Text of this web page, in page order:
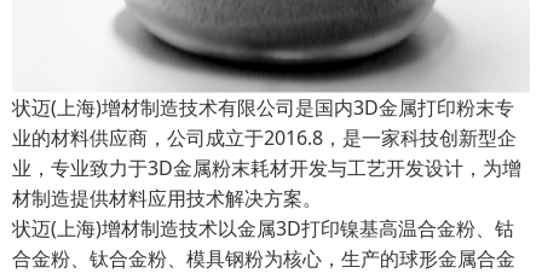
状迈(上海)增材制造技术有限公司是国内3D金属打印粉末专
业的材料供应商，公司成立于2016.8，是一家科技创新型企
业，专业致力于3D金属粉末耗材开发与工艺开发设计，为增
材制造提供材料应用技术解决方案。
状迈(上海)增材制造技术以金属3D打印镍基高温合金粉、钴
合金粉、钛合金粉、模具钢粉为核心，生产的球形金属合金